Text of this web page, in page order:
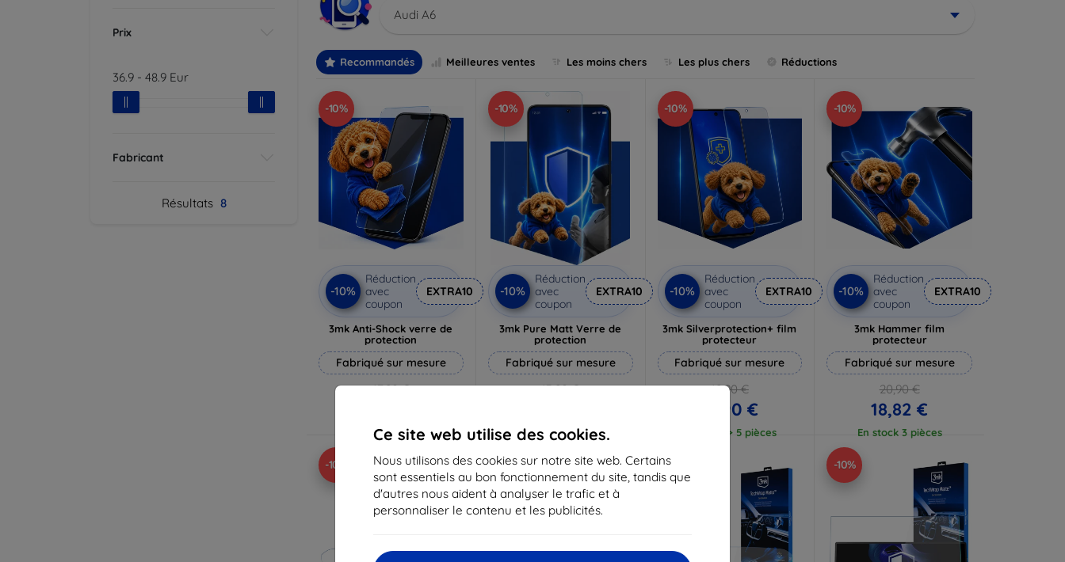
Ce site web utilise des cookies.
Nous utilisons des cookies sur notre site web. Certains
sont essentiels au bon fonctionnement du site, tandis que
d'autres nous aident à analyser le trafic et à
personnaliser le contenu et les publicités.
Prix
36.9 - 48.9 Eur
Fabricant
Résultats 8
Audi A6
Recommandés Meilleures ventes Les moins chers Les plus chers Réductions
-10%
-10%
Réduction
avec
coupon
EXTRA10
3mk Anti-Shock verre de
protection
Fabriqué sur mesure
17,90 €
En stock > 5 pièces
-10%
-10%
Réduction
avec
coupon
EXTRA10
3mk Pure Matt Verre de
protection
Fabriqué sur mesure
13,90 €
En stock > 5 pièces
-10%
-10%
Réduction
avec
coupon
EXTRA10
3mk Silverprotection+ film
protecteur
Fabriqué sur mesure
19,90 €
17,90 €
En stock > 5 pièces
-10%
-10%
Réduction
avec
coupon
EXTRA10
3mk Hammer film
protecteur
Fabriqué sur mesure
20,90 €
18,82 €
En stock 3 pièces
-10% -10% -10% -10%